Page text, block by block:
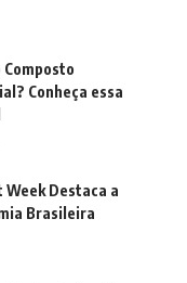
Conheça essa
Week Destaca a
Brasileira